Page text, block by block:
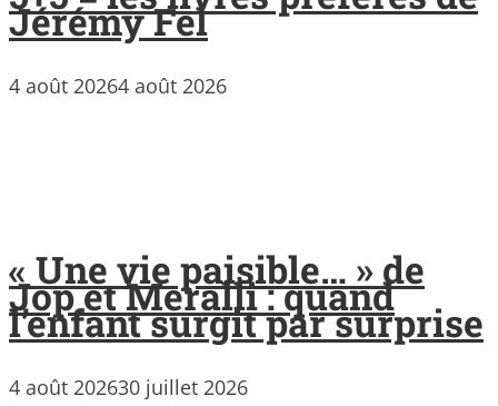
Jérémy Fel
4 août 20264 août 2026
« Une vie paisible… » de
Jop et Meralli : quand
l’enfant surgit par surprise
4 août 202630 juillet 2026